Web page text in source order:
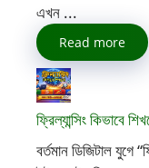
এখন ...
Read more
ফ্রিল্যান্সিং কিভাবে
বর্তমান ডিজিটাল যুগে